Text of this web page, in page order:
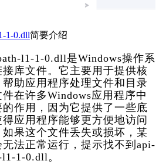
1-0.dll简要介绍
l1-1-0.dll是Windows操作系
库文件。它主要用于提供核
助应用程序处理文件和目录
在许多Windows应用程序中
作用，因为它提供了一些底
应用程序能够更方便地访问
果这个文件丢失或损坏，某
法正常运行，提示找不到api-
1-0.dll。